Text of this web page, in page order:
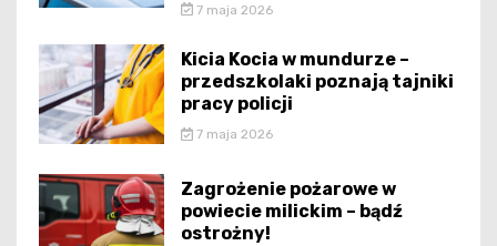
7 maja 2026
Kicia Kocia w mundurze –
przedszkolaki poznają tajniki
pracy policji
7 maja 2026
Zagrożenie pożarowe w
powiecie milickim – bądź
ostrożny!